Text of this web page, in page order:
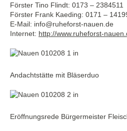
Förster Tino Flindt: 0173 – 2384511
Förster Frank Kaeding: 0171 –
E-Mail: info@ruheforst-nauen.de
Internet: http://www.ruheforst-
Andachtstätte mit Bläserduo
Eröffnungsrede Bürgermeister